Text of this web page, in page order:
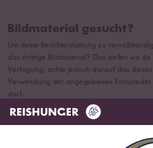
Bildmaterial gesucht?
Um deine Berichterstattung zu
das richtige Bildmaterial? Das stellen wir
Verfügung, achte jedoch darauf das
Verwendung der angegebenen
darf.
Noch nicht das richtige dabei?